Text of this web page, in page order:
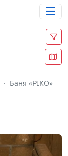
Баня «РIКО»